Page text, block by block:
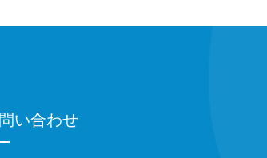
い合わせ